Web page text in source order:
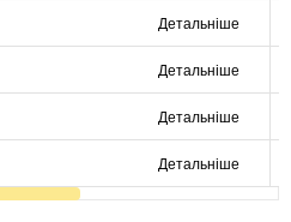
Детальніше
Детальніше
Детальніше
Детальніше